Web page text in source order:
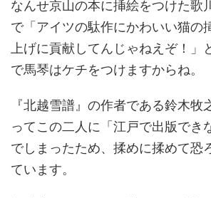
なんせ京山の本に挿絵をつけた歌
で「アイツの駄作にかわいい猫の
上げに貢献してんじゃねえぞ！」
で馬琴はケチをつけますからね。
『北越雪譜』の作者である鈴木牧
ってこの二人に「江戸で出版でき
でしまったため、揉めに揉めて恐
ています。